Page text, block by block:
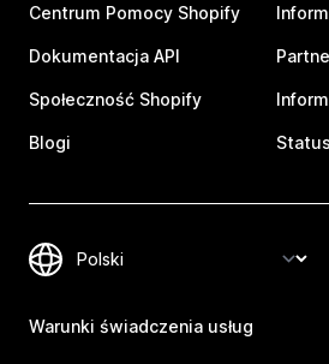
Centrum Pomocy Shopify
Dokumentacja API
Społeczność Shopify
Blogi
Warunki świadczenia usług